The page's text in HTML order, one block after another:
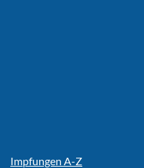
Impfungen A-Z